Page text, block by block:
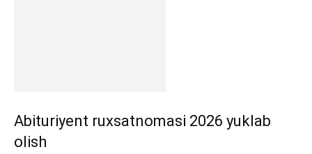
Abituriyent ruxsatnomasi 2026 yuklab
olish